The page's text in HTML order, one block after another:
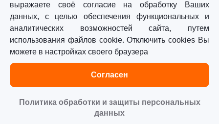
©«Sturm!» 2011–2026 ®
Все права защищены.
Политика обработки персональных данных
выражаете своё согласие на обработку Ваших
данных, с целью обеспечения функциональных и
аналитических возможностей сайта, путем
использования файлов cookie. Отключить cookies Вы
можете в настройках своего браузера
Согласен
Политика обработки и защиты персональных
данных